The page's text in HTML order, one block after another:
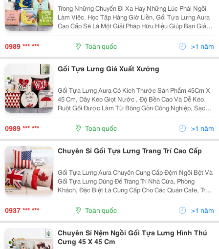
Trong Những Chuyến Đi Xa Hay Những Lúc Phải Ngồi
Làm Việc, Học Tập Hàng Giờ Liền, Gối Tựa Lưng Aura
Cao Cấp Sẽ Là Một Giải Pháp Hữu Hiệu Giúp Bạn Giảm
Bớt Mệt Mỏi Và Đau Lưng, Ê Nhức Vai, Cổ, Gáy . Hãy
Chọn Ngay Cho Mình Một Chiếc Gối Tựa Lưng...
0989 *** *** Toàn quốc >1 năm
Gối Tựa Lưng Giá Xuất Xưởng
Gối Tựa Lưng Aura Có Kích Thước Sản Phẩm 45Cm X
45 Cm, Dây Kéo Giọt Nước , Độ Bền Cao Và Dễ Kéo.
Ruột Gối Được Làm Từ Bông Gòn Công Nghiệp, Sạch,
Đảm Bảo Vệ Sinh Và An Toàn Cho Người Sử Dụng.
Chất Vải Thoáng Mát,Không Ra Màu, Không Xù
Lông,Nằm Mát,...
0989 *** *** Toàn quốc >1 năm
Chuyên Sỉ Gối Tựa Lưng Trang Trí Cao Cấp
Gối Tựa Lưng Aura Chuyên Cung Cấp Đệm Ngồi Bệt Và
Gối Tựa Lưng Dùng Để Trang Trí Nhà Cửa, Phòng
Khách, Đặc Biệt Là Cung Cấp Cho Các Quán Cafe, Trà
Sữa , Văn Phòng . Các Sản Phẩm Gối Tựa Được Làm
Từ Vải Bố Cavas Hay Còn Gọi Là Vải Lanh Với Độ
0937 *** *** Toàn quốc >1 năm
Chuyên Sỉ Nệm Ngồi Gối Tựa Lưng Hình Thú
Cưng 45 X 45 Cm